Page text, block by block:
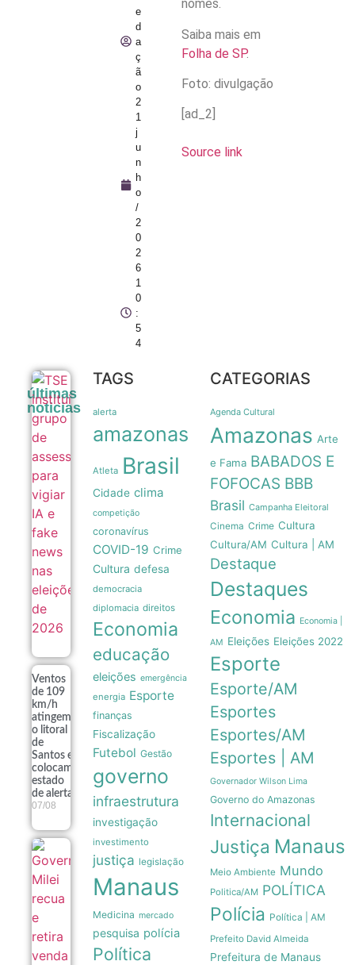
e
d
a
ç
ã
o
2
1
j
u
n
h
o
/
2
0
2
6
1
0
:
5
4
nomes.
Saiba mais em
Folha de SP.
Foto: divulgação
[ad_2]
Source link
últimas
noticias
TSE institui
assessoramento
fake news nas
07/08
Ventos
de 109
km/h
atingem
o litoral
de
Santos e
colocam
estado
de alerta
07/08
Milei recua
e retira
venda de
queimadas
de projeto
no Senado
07/08
TAGS
alerta
amazonas
Atleta Brasil
Cidade clima
competição
coronavírus
COVID-19 Crime
Cultura defesa
democracia
diplomacia direitos
Economia
educação
eleições emergência
energia Esporte
finanças
Fiscalização
Futebol Gestão
governo
infraestrutura
investigação
investimento
justiça legislação
Manaus
Medicina mercado
pesquisa polícia
Política
CATEGORIAS
Agenda Cultural
Amazonas Arte
e Fama BABADOS E
FOFOCAS BBB
Brasil Campanha Eleitoral
Cinema Crime Cultura
Cultura/AM Cultura | AM
Destaque
Destaques
Economia Economia |
AM Eleições Eleições 2022
Esporte
Esporte/AM
Esportes
Esportes/AM
Esportes | AM
Governador Wilson Lima
Governo do Amazonas
Internacional
Justiça Manaus
Meio Ambiente Mundo
Politica/AM POLÍTICA
Polícia Política | AM
Prefeito David Almeida
Prefeitura de Manaus